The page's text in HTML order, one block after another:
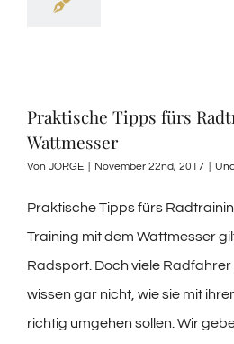
Praktische Tipps fürs
Wattmesser
Von JORGE November 22nd, 2017
Praktische Tipps fürs
Training mit dem Wattmesser
Radsport. Doch viele Radfahrer
wissen gar nicht, wie sie mit
richtig umgehen sollen. Wir